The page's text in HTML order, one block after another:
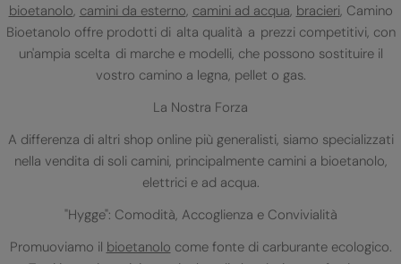
bioetanolo, camini da esterno, camini ad acqua, bracieri, Camino
Bioetanolo offre prodotti di alta qualità a prezzi competitivi, con
un'ampia scelta di marche e modelli, che possono sostituire il
vostro camino a legna, pellet o gas.
La Nostra Forza
A differenza di altri shop online più generalisti, siamo specializzati
nella vendita di soli camini, principalmente camini a bioetanolo,
elettrici e ad acqua.
"Hygge": Comodità, Accoglienza e Convivialità
Promuoviamo il bioetanolo come fonte di carburante ecologico.